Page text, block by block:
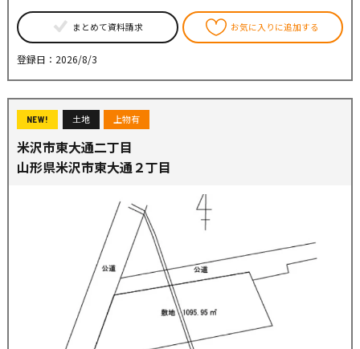
まとめて資料請求 お気に入りに追加する
登録日：2026/8/3
NEW! 土地 上物有
米沢市東大通二丁目
山形県米沢市東大通２丁目